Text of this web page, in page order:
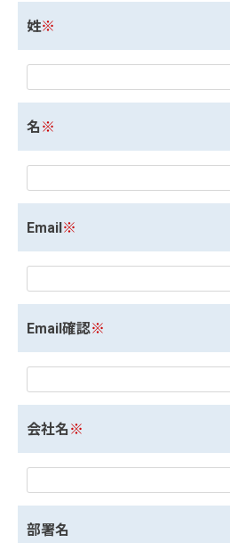
姓※
名 ※
Email※
Email確認※
会社名 ※
部署名